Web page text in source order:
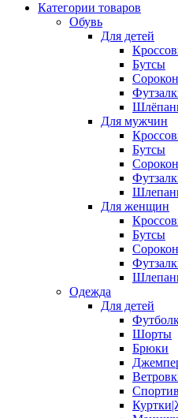
Категории товаров
Обувь
Для детей
Бутсы
Для мужчин
Бутсы
Для женщин
Бутсы
Одежда
Для детей
Шорты
Брюки